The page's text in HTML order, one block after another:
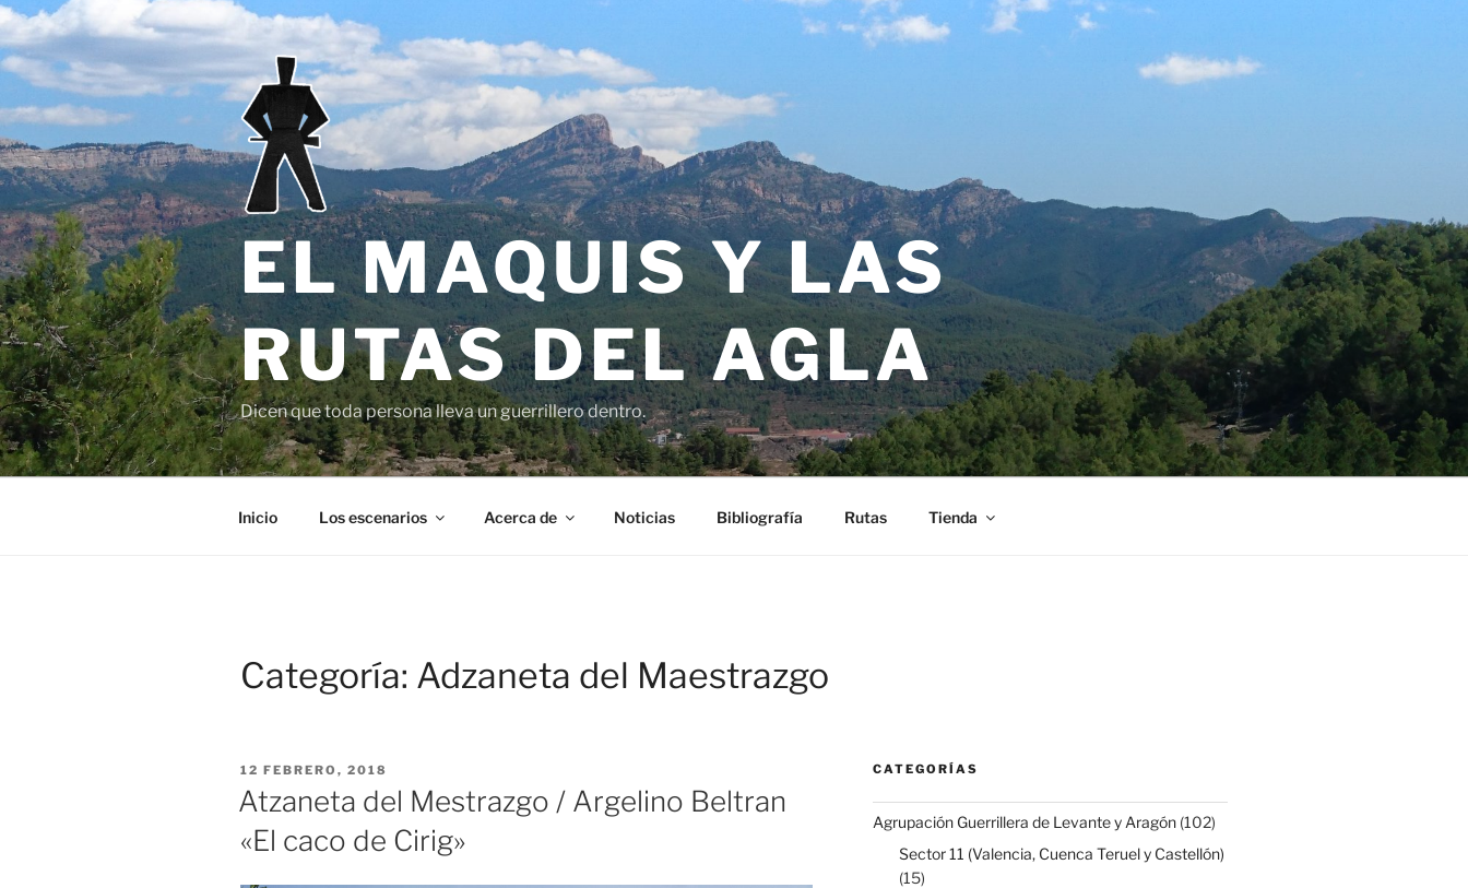
Saltar
contenido
EL MAQUIS Y LAS
RUTAS DEL AGLA
Dicen que toda persona lleva un guerrillero dentro.
Inicio Los escenarios Acerca de Noticias Bibliografía Rutas Tienda
Categoría: Adzaneta del Maestrazgo
PUBLICADO
EL
12 FEBRERO, 2018
Atzaneta del Mestrazgo / Argelino Beltran
«El caco de Cirig»
CATEGORÍAS
Agrupación Guerrillera de Levante y Aragón(102)
Sector 11 (Valencia, Cuenca Teruel y Castellón)
(15)